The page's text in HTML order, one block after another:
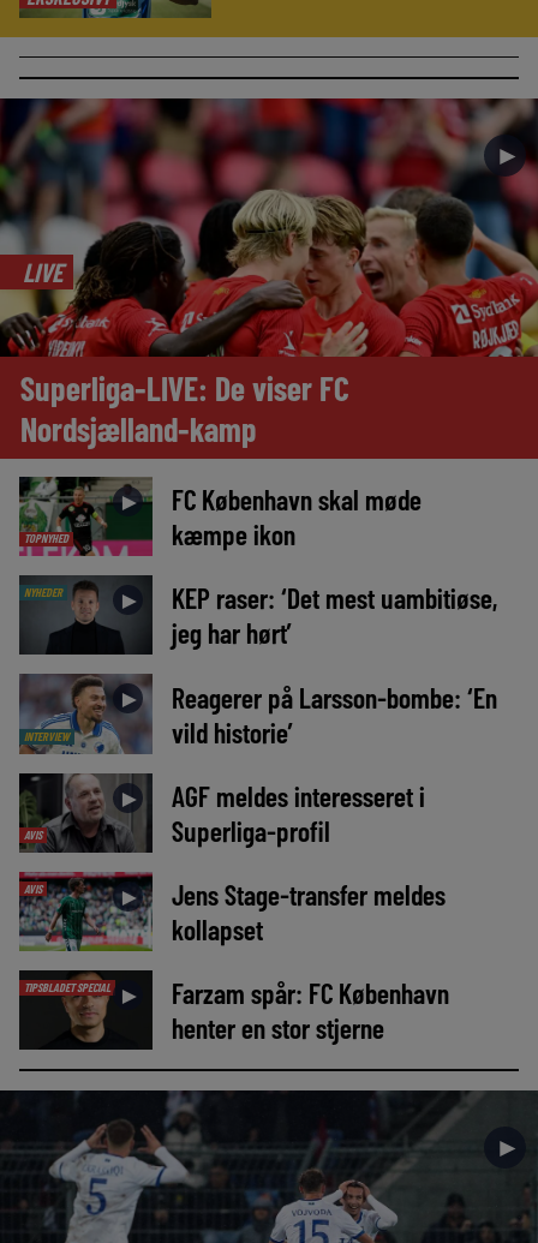
►
LIVE
Superliga-LIVE: De viser FC
Nordsjælland-kamp
TOPNYHED
►
FC København skal møde
kæmpe ikon
NYHEDER ►
KEP raser: ‘Det mest uambitiøse,
jeg har hørt’
INTERVIEW
►
Reagerer på Larsson-bombe: ‘En
vild historie’
AVIS
►
AGF meldes interesseret i
Superliga-profil
AVIS ►
Jens Stage-transfer meldes
kollapset
TIPSBLADET SPECIAL ►
Farzam spår: FC København
henter en stor stjerne
►